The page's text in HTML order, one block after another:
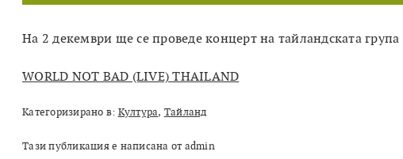
На 2 декември ще се проведе концерт на тайландската
WORLD NOT BAD (LIVE) THAILAND
Категоризирано в: Култура, Тайланд
Тази публикация е написана от admin